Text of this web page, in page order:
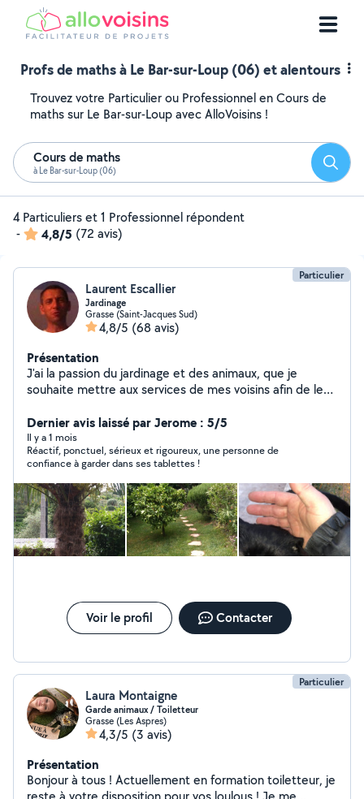
Profs de maths à Le Bar-sur-Loup (06) et alentours
Trouvez votre Particulier ou Professionnel en Cours de
maths sur Le Bar-sur-Loup avec AlloVoisins !
Cours de maths
à Le Bar-sur-Loup (06)
4 Particuliers et 1 Professionnel répondent
-
4,8/5 (72 avis)
Particulier
Laurent Escallier
Jardinage
Grasse (Saint-Jacques Sud)
4,8/5 (68 avis)
Présentation
J'ai la passion du jardinage et des animaux, que je
souhaite mettre aux services de mes voisins afin de les
Dernier avis laissé par Jerome : 5/5
Il y a 1 mois
Réactif, ponctuel, sérieux et rigoureux, une personne de
confiance à garder dans ses tablettes !
Voir le profil Contacter
Particulier
Laura Montaigne
Garde animaux / Toiletteur
Grasse (Les Aspres)
4,3/5 (3 avis)
Présentation
Bonjour à tous ! Actuellement en formation toiletteur, je